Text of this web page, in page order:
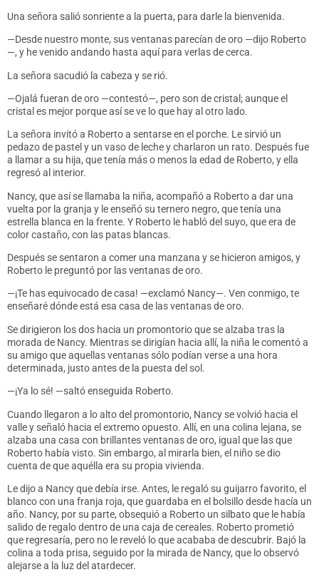
Una señora salió sonriente a la puerta, para darle la bienvenida.
—Desde nuestro monte, sus ventanas parecían de oro —dijo Roberto
—, y he venido andando hasta aquí para verlas de cerca.
La señora sacudió la cabeza y se rió.
—Ojalá fueran de oro —contestó—, pero son de cristal; aunque el
cristal es mejor porque así se ve lo que hay al otro lado.
La señora invitó a Roberto a sentarse en el porche. Le sirvió un
pedazo de pastel y un vaso de leche y charlaron un rato. Después fue
a llamar a su hija, que tenía más o menos la edad de Roberto, y ella
regresó al interior.
Nancy, que así se llamaba la niña, acompañó a Roberto a dar una
vuelta por la granja y le enseñó su ternero negro, que tenía una
estrella blanca en la frente. Y Roberto le habló del suyo, que era de
color castaño, con las patas blancas.
Después se sentaron a comer una manzana y se hicieron amigos, y
Roberto le preguntó por las ventanas de oro.
—¡Te has equivocado de casa! —exclamó Nancy—. Ven conmigo, te
enseñaré dónde está esa casa de las ventanas de oro.
Se dirigieron los dos hacia un promontorio que se alzaba tras la
morada de Nancy. Mientras se dirigían hacia allí, la niña le comentó a
su amigo que aquellas ventanas sólo podían verse a una hora
determinada, justo antes de la puesta del sol.
—¡Ya lo sé! —saltó enseguida Roberto.
Cuando llegaron a lo alto del promontorio, Nancy se volvió hacia el
valle y señaló hacia el extremo opuesto. Allí, en una colina lejana, se
alzaba una casa con brillantes ventanas de oro, igual que las que
Roberto había visto. Sin embargo, al mirarla bien, el niño se dio
cuenta de que aquélla era su propia vivienda.
Le dijo a Nancy que debía irse. Antes, le regaló su guijarro favorito, el
blanco con una franja roja, que guardaba en el bolsillo desde hacía un
año. Nancy, por su parte, obsequió a Roberto un silbato que le había
salido de regalo dentro de una caja de cereales. Roberto prometió
que regresaría, pero no le reveló lo que acababa de descubrir. Bajó la
colina a toda prisa, seguido por la mirada de Nancy, que lo observó
alejarse a la luz del atardecer.